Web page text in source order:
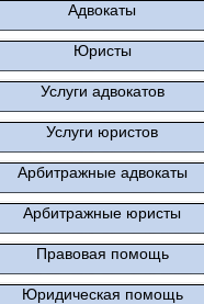
Адвокаты
Юристы
Услуги адвокатов
Услуги юристов
Арбитражные адвокаты
Арбитражные юристы
Правовая помощь
Юридическая помощь